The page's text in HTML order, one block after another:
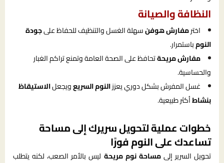
النظافة والصيانة
اخترمفارش هوفنسهلة الغسل والتنظيف للحفاظ علىجودة
النومباستمرار.
مفارش مريحةتحافظ على الصحة العامة وتمنع تراكم الغبار
والحساسية.
غسل المفرش بشكل دوري يعززالنوم السريعويجعلالاستيقاظ
بنشاطأكثر طبيعية.
خطوات عملية لتحويل سريرك إلى مساحة
تساعدك على النوم فورًا
تحويل السرير إلىمساحة نوم مريحة ليس بالأمر الصعب، لكنه يتطلب